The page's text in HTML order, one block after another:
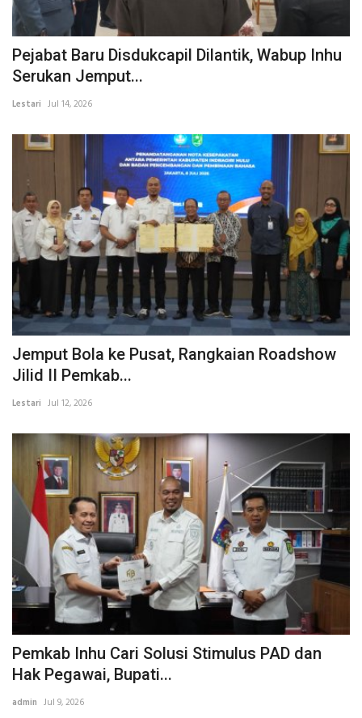
Pejabat Baru Disdukcapil Dilantik, Wabup Inhu
Serukan Jemput...
Lestari Jul 14, 2026
Jemput Bola ke Pusat, Rangkaian Roadshow
Jilid II Pemkab...
Lestari Jul 12, 2026
Pemkab Inhu Cari Solusi Stimulus PAD dan
Hak Pegawai, Bupati...
admin Jul 9, 2026